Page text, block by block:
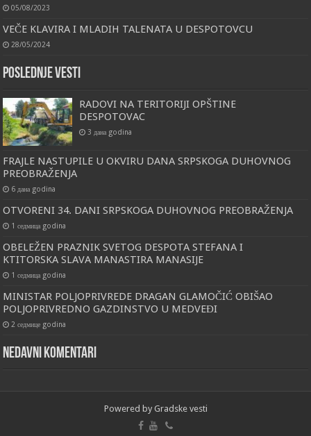
05/08/2023
VEČE KLAVIRA I MLADIH TALENATA U DESPOTOVCU
28/05/2024
Poslednje vesti
RADOVI NA TERITORIJI OPŠTINE
DESPOTOVAC
3 дана godina
FRAJLE NASTUPILE U OKVIRU DANA SRPSKOGA DUHOVNOG
PREOBRAŽENJA
6 дана godina
OTVORENI 34. DANI SRPSKOGA DUHOVNOG PREOBRAŽENJA
1 седмица godina
OBELEŽEN PRAZNIK SVETOG DESPOTA STEFANA I
KTITORSKA SLAVA MANASTIRA MANASIJE
1 седмица godina
MINISTAR POLJOPRIVREDE DRAGAN GLAMOČIĆ OBIŠAO
POLJOPRIVREDNO GAZDINSTVO U MEDVEĐI
2 седмице godina
Nedavni komentari
Powered by Gradske vesti